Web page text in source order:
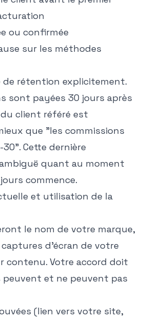
ou confirmée
sur les méthodes
de rétention explicitement.
sont payées 30 jours après
client référé est
que "les commissions
Cette dernière
quant au moment
commence.
et utilisation de la
le nom de votre marque,
d'écran de votre
contenu. Votre accord doit
peuvent et ne peuvent pas
(lien vers votre site,